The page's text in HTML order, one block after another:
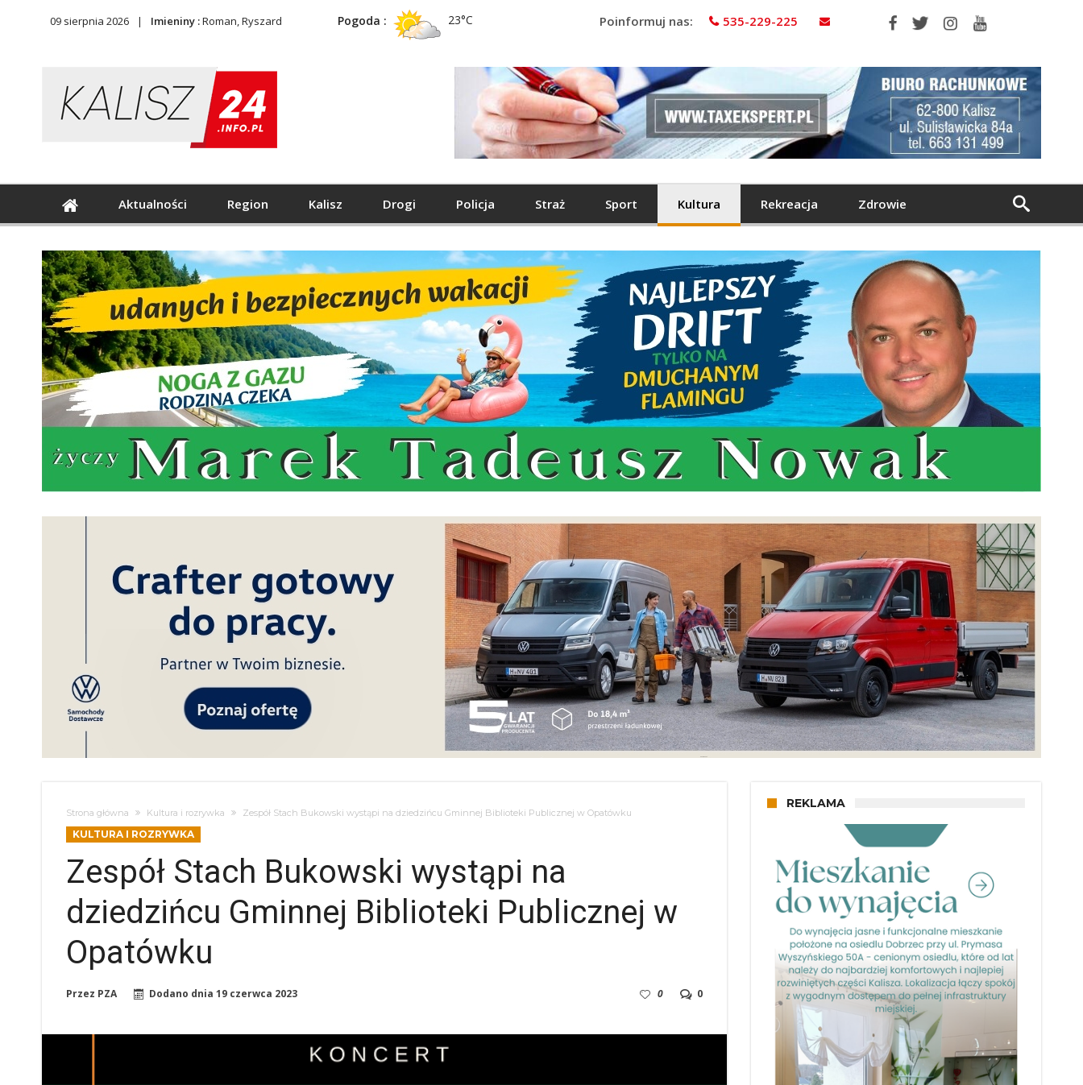
09 sierpnia 2026 Imieniny :Roman, Ryszard Pogoda : 23°C Poinformuj nas: 535-229-225
Aktualności Region Kalisz Drogi Policja Straż Sport Kultura Rekreacja Zdrowie
Strona główna Kultura i rozrywka Zespół Stach Bukowski wystąpi na dziedzińcu Gminnej Biblioteki Publicznej w Opatówku
KULTURA I ROZRYWKA
Zespół Stach Bukowski wystąpi na
dziedzińcu Gminnej Biblioteki Publicznej w
Opatówku
Przez PZA Dodano dnia 19 czerwca 2023 0
0
REKLAMA